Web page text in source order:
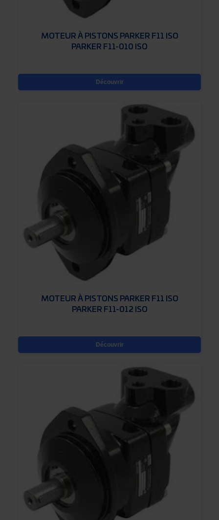
MOTEUR À PISTONS PARKER F11 ISO
PARKER F11-010 ISO
Découvrir
MOTEUR À PISTONS PARKER F11 ISO
PARKER F11-012 ISO
Découvrir